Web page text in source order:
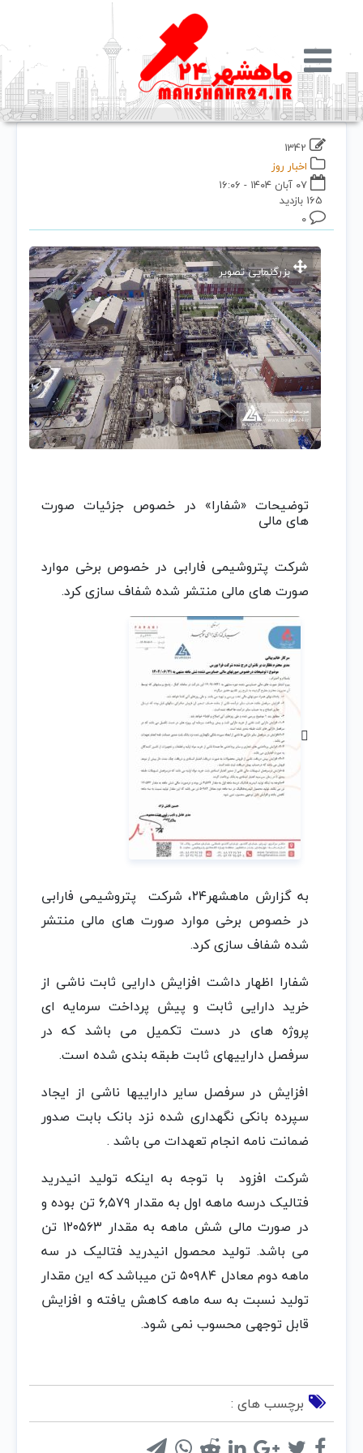
اخبار روز
165 بازدید
۰
بزرگنمایی تصویر
توضیحات «شفارا» در خصوص جزئیات صورت
های مالی
شرکت پتروشیمی فارابی در خصوص برخی موارد
صورت های مالی منتشر شده شفاف سازی کرد.
به گزارش ماهشهر۲۴، شرکت پتروشیمی فارابی
در خصوص برخی موارد صورت های مالی منتشر
شده شفاف سازی کرد.
شفارا اظهار داشت افزایش دارایی ثابت ناشی از
خرید دارایی ثابت و پیش پرداخت سرمایه ای
پروژه های در دست تکمیل می باشد که در
سرفصل داراییهای ثابت طبقه بندی شده است.
افزایش در سرفصل سایر داراییها ناشی از ایجاد
سپرده بانکی نگهداری شده نزد بانک بابت صدور
ضمانت نامه انجام تعهدات می باشد .
شرکت افزود با توجه به اینکه تولید انیدرید
فتالیک درسه ماهه اول به مقدار ۶,۵۷۹ تن بوده و
در صورت مالی شش ماهه به مقدار ۱۲۰۵۶۳ تن
می باشد. تولید محصول انیدرید فتالیک در سه
ماهه دوم معادل ۵۰۹۸۴ تن میباشد که این مقدار
تولید نسبت به سه ماهه کاهش یافته و افزایش
قابل توجهی محسوب نمی شود.
برچسب های :